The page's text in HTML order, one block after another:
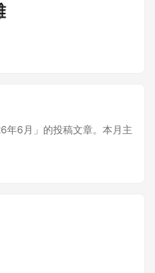
年6月」的投稿文章。本月主